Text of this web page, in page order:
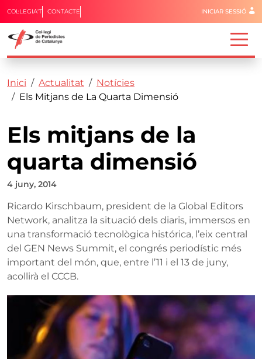
Vés al contingut
Capçalera
COL·LEGIA'T CONTACTE Menú del
INICIAR SESSIÓ
Fil d'ariadna
Inici Actualitat
Notícies
Els Mitjans de La Quarta Dimensió
Els mitjans de la
quarta dimensió
4 juny, 2014
Ricardo Kirschbaum, president de la Global Editors
Network, analitza la situació dels diaris, immersos en
una transformació tecnològica histórica, l’eix central
del GEN News Summit, el congrés periodístic més
important del món, que, entre l’11 i el 13 de juny,
acollirà el CCCB.